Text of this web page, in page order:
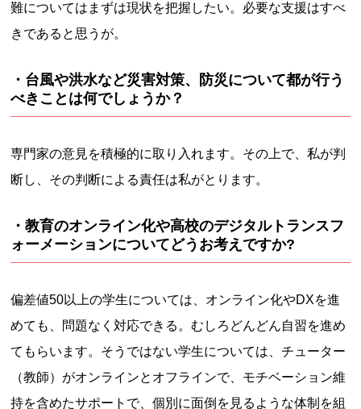
難についてはまずは現状を把握したい。必要な支援はすべ
きであると思うが。
・台風や洪水など災害対策、防災について都が行う
べきことは何でしょうか？
専門家の意見を積極的に取り入れます。その上で、私が判
断し、その判断による責任は私がとります。
・教育のオンライン化や高校のデジタルトランスフ
ォーメーションについてどうお考えですか?
偏差値50以上の学生については、オンライン化やDXを進
めても、問題なく対応できる。むしろどんどん自習を進め
てもらいます。そうではない学生については、チューター
（教師）がオンラインとオフラインで、モチベーション維
持を含めたサポートで、個別に面倒を見るような体制を組